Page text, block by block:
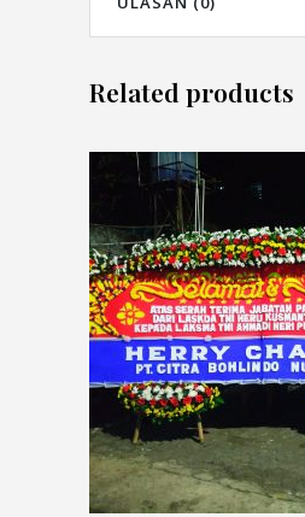
Related products